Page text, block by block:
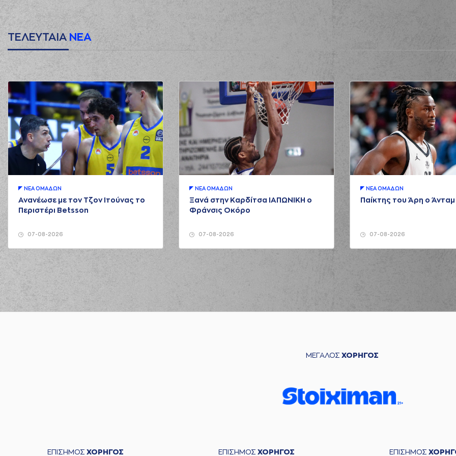
ΤΕΛΕΥΤΑΙΑ ΝΕΑ
07-08-2026
ΝΕA ΟΜAΔΩΝ
Ανανέωσε με τον Τζον Ιτούνας το
Περιστέρι Betsson
07-08-2026
ΝΕA ΟΜAΔΩΝ
Ξανά στην Καρδίτσα ΙΑΠΩΝΙΚΗ ο
Φράνσις Οκόρο
07-08-2026
ΝΕA ΟΜAΔΩΝ
Παίκτης του Άρη ο
ΜΕΓΑΛΟΣ ΧΟΡΗΓΟΣ
ΕΠΙΣΗΜΟΣ ΧΟΡΗΓΟΣ ΕΠΙΣΗΜΟΣ ΧΟΡΗΓΟΣ ΕΠΙΣΗΜΟΣ